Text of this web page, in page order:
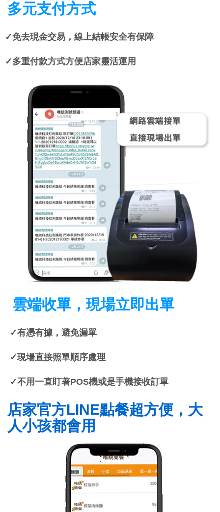
多元支付方式
✓免去現金交易，線上結帳安全有保障
✓多重付款方式方便店家靈活運用
雲端收單，現場立即出單
✓有憑有據，避免漏單
✓現場直接照單順序處理
✓不用一直盯著POS機或是手機接收訂單
店家官方LINE點餐超方便，大
人小孩都會用